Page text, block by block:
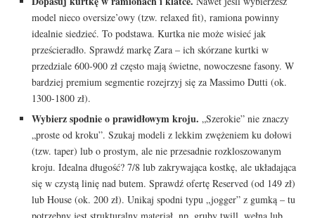
model nieco oversize’owy (tzw. relaxed fit), ramiona powinny
idealnie siedzieć. To podstawa. Kurtka nie może wisieć jak
prześcieradło. Sprawdź markę Zara – ich skórzane kurtki w
przedziale 600-900 zł często mają świetne, nowoczesne fasony. W
bardziej premium segmentie rozejrzyj się za Massimo Dutti (ok.
1300-1800 zł).
Wybierz spodnie o prawidłowym kroju. „Szerokie” nie znaczy
„proste od kroku”. Szukaj modeli z lekkim zwężeniem ku dołowi
(tzw. taper) lub o prostym, ale nie przesadnie rozkloszowanym
kroju. Idealna długość? 7/8 lub zakrywająca kostkę, ale układająca
się w czystą linię nad butem. Sprawdź ofertę Reserved (od 149 zł)
lub House (ok. 200 zł). Unikaj spodni typu „jogger” z gumką – tu